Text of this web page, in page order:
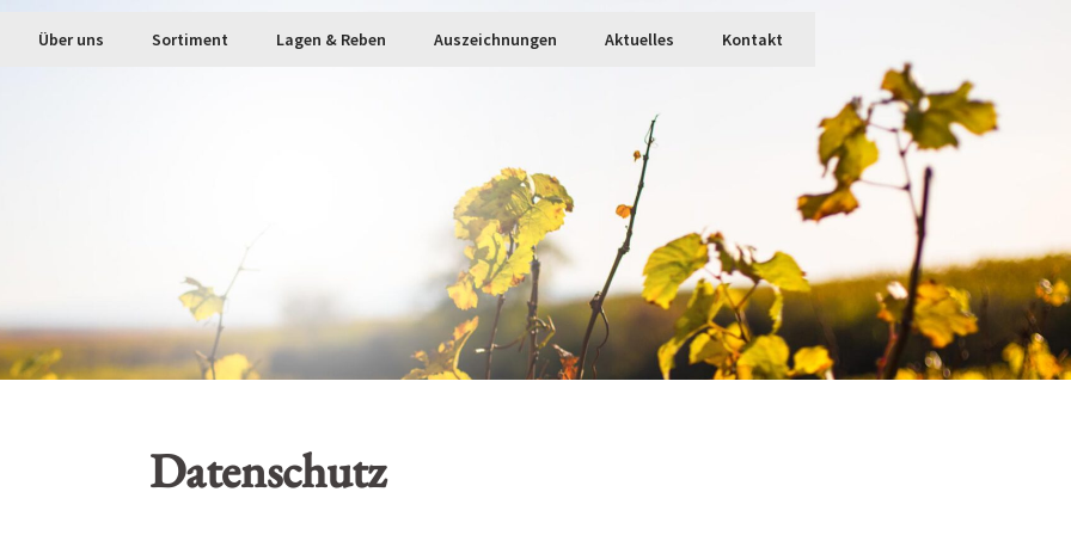
Über uns Sortiment Lagen & Reben Auszeichnungen Aktuelles Kontakt
Datenschutz